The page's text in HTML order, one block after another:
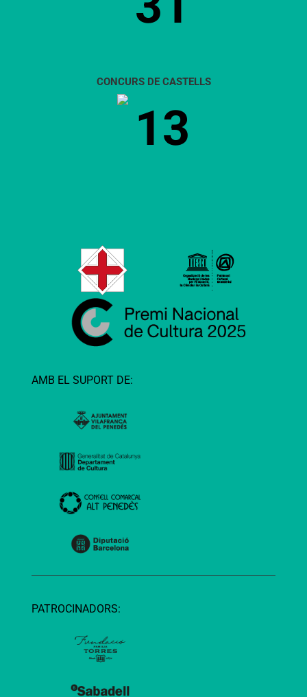
CONCURS DE CASTELLS
13
AMB EL SUPORT DE:
PATROCINADORS: